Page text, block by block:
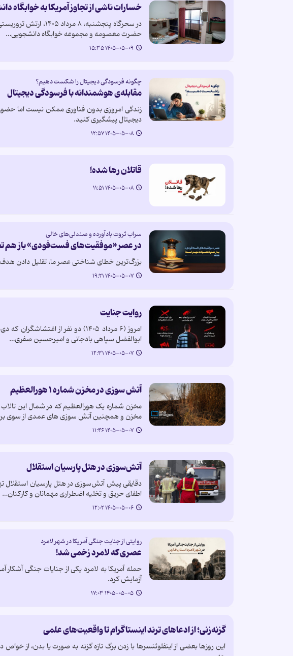
خسارات ناشی از تجاوز آمریکا به خوابگاه
در سحرگاه
حضرت معصومه و مجموعه خوابگاه دانشجویی…
۱۴۰۵-۰۵-۰۹ ۱۵:۳۵
چگونه فرسودگی دیجیتال را شکست دهیم؟
مقابله‌ی هوشمندانه با فرسودگی دیجیتال
زندگی امروزی بدون فناوری ممکن نیست اما حضور
دیجیتال پیشگیری کنید.
۱۴۰۵-۰۵-۰۸ ۱۲:۵۷
قاتلان رها شده!
۱۴۰۵-۰۵-۰۸ ۱۱:۵۱
سراب ثروت بادآورده و صندلی‌های خالی
در عصر «موفقیت‌های فست‌فودی» باز هم
بزرگ‌ترین خطای شناختی عصر ما، تقلیل دادن
۱۴۰۵-۰۵-۰۷ ۱۹:۲۱
روایت جنایت
امروز (۶ مرداد ۱۴۰۵) دو نفر از
ابوالفضل سپاهی بادجانی و امیرحسین صفری…
۱۴۰۵-۰۵-۰۷ ۱۲:۳۱
آتش سوزی در مخزن شماره ۱ هورالعظیم
مخزن شماره یک هورالعظیم که در شمال این
مخزن و همچنین آتش سوزی های عمدی از سوی
۱۴۰۵-۰۵-۰۷ ۱۱:۴۶
آتش‌سوزی در هتل پارسیان استقلال
دقایقی پیش آتش‌سوزی در هتل پارسیان استقلال
اطفای حریق و تخلیه اضطراری مهمانان و کارکنان…
۱۴۰۵-۰۵-۰۶ ۱۲:۰۲
روایتی از جنایت جنگی آمریکا در شهر لامرد
عصری که لامرد زخمی شد!
حمله‌ آمریکا به لامرد یکی از جنایات جنگی
آزمایش کرد.
۱۴۰۵-۰۵-۰۵ ۱۷:۰۳
گزنه‌زنی؛ از ادعاهای ترند اینستاگرام تا واقعیت‌های علمی
این روزها بعضی از اینفلوئنسرها با زدن برگ تازه گزنه به صورت یا بدن، از